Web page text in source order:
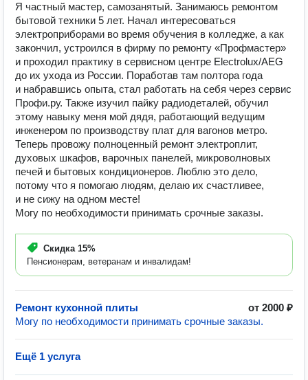
Я частный мастер, самозанятый. Занимаюсь ремонтом
бытовой техники 5 лет. Начал интересоваться
электроприборами во время обучения в колледже, а как
закончил, устроился в фирму по ремонту «Профмастер»
и проходил практику в сервисном центре Electrolux/AEG
до их ухода из России. Поработав там полтора года
и набравшись опыта, стал работать на себя через сервис
Профи.ру. Также изучил пайку радиодеталей, обучил
этому навыку меня мой дядя, работающий ведущим
инженером по производству плат для вагонов метро.
Теперь провожу полноценный ремонт электроплит,
духовых шкафов, варочных панелей, микроволновых
печей и бытовых кондиционеров. Люблю это дело,
потому что я помогаю людям, делаю их счастливее,
и не сижу на одном месте!
Могу по необходимости принимать срочные заказы.
Скидка 15%
Пенсионерам, ветеранам и инвалидам!
Ремонт кухонной плиты
от 2000 ₽
Могу по необходимости принимать срочные заказы.
Ещё 1 услуга